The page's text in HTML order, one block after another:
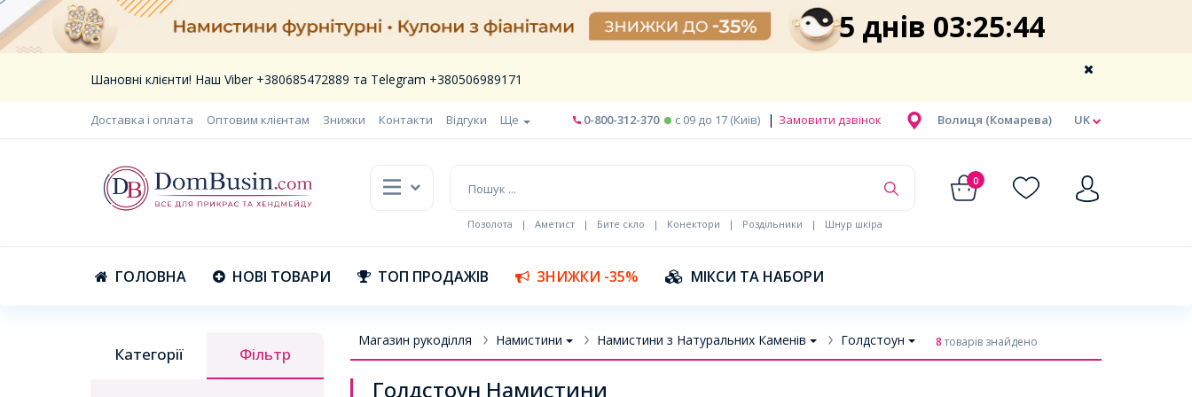
5 днів 03:25:43
Шановні клієнти! Наш Viber +380685472889 та Telegram +380506989171
Доставка і оплата Оптовим клієнтам Знижки Контакти Відгуки Ще UK
Волиця (Комарева)
0-800-312-370 c 09 до 17 (Київ) | Замовити дзвінок
0
Позолота | Аметист | Бите скло | Конектори | Роздільники | Шнур шкіра
ГОЛОВНА НОВІ ТОВАРИ ТОП ПРОДАЖІВ ЗНИЖКИ -35% МІКСИ ТА НАБОРИ
Категорії Фільтр
Магазин рукоділля Намистини Намистини з Натуральних Каменів Голдстоун 8товарів знайдено
Голдстоун Намистини